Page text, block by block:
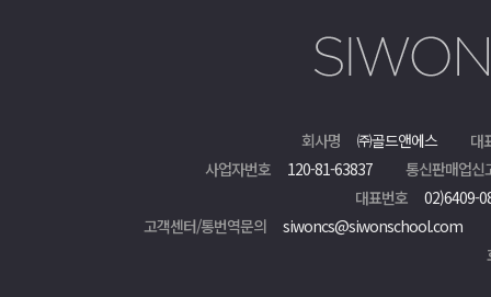
회사명 ㈜골드앤에스
대
사업자번호
120-81-63837
통신판매업신
대표번호
02)6409-
고객센터/통번역문의
siwoncs@siwonschool.com